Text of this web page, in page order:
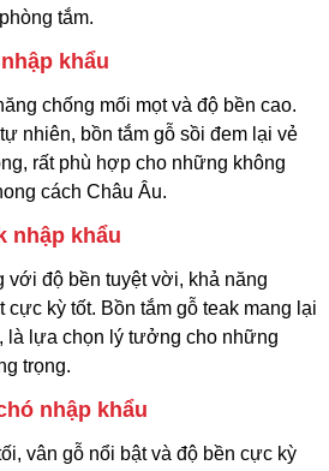
tắm.
khẩu
chống mối mọt và độ bền cao.
nhiên, bồn tắm gỗ sồi đem lại vẻ
rất phù hợp cho những không
cách Châu Âu.
nhập khẩu
với độ bền tuyệt vời, khả năng
kỳ tốt. Bồn tắm gỗ teak mang lại
là lựa chọn lý tưởng cho những
trọng.
nhập khẩu
vân gỗ nổi bật và độ bền cực kỳ